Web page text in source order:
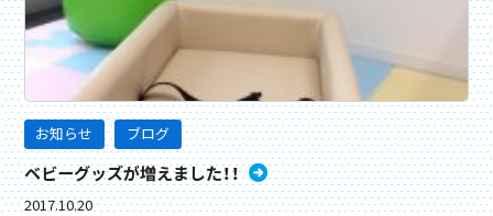
お知らせ ブログ
ベビーグッズが増えました！！
2017.10.20